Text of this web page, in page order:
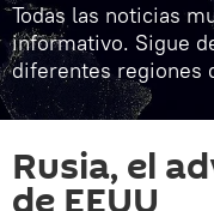
Todas las noticias
informativo. Sigue
diferentes regiones
Rusia, el